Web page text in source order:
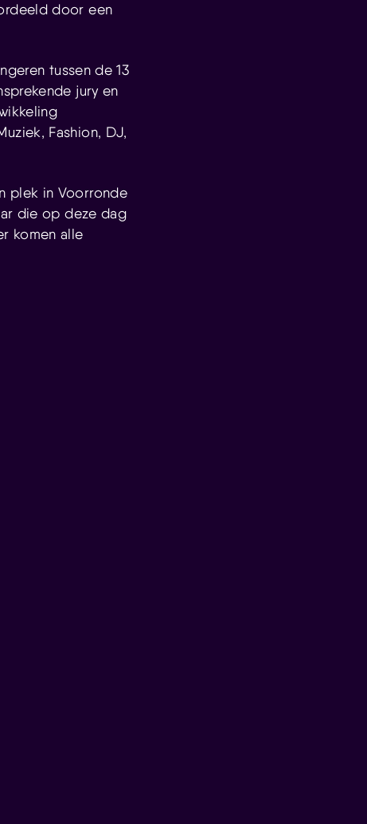
door een
tussen de 13
jury en
Fashion, DJ,
plek in Voorronde
die op deze dag
komen alle